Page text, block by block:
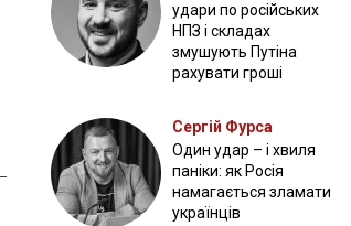
удари по російських
НПЗ і складах
змушують Путіна
рахувати гроші
Сергій Фурса
Один удар – і хвиля
паніки: як Росія
намагається зламати
українців